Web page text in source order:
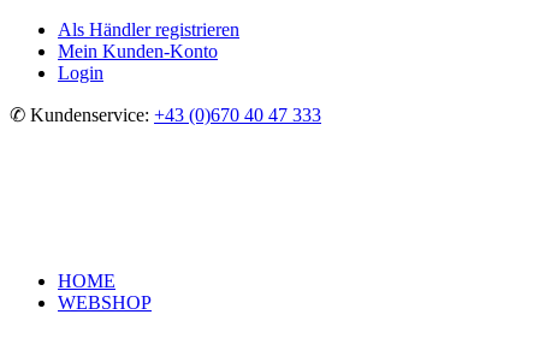
Als Händler registrieren
Mein Kunden-Konto
Login
✆ Kundenservice: +43 (0)670 40 47 333
HOME
WEBSHOP